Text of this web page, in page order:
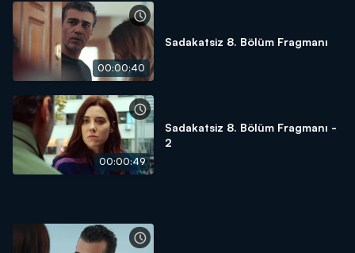
00:00:40
Sadakatsiz 8. Bölüm Fragmanı
00:00:49
Sadakatsiz 8. Bölüm Fragmanı -
2